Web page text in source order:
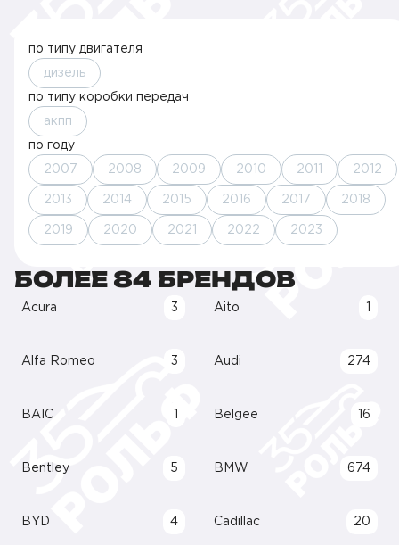
по типу двигателя
дизель
по типу коробки передач
акпп
по году
2007 2008 2009 2010 2011 2012
2013 2014 2015 2016 2017 2018
2019 2020 2021 2022 2023
БОЛЕЕ 84 БРЕНДОВ
Acura 3 Aito
Alfa Romeo 3 Audi 274
BAIC Belgee 16
Bentley 5 BMW 674
BYD 4 Cadillac 20